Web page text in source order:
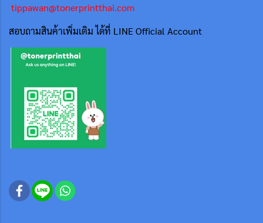
tippawan@tonerprintthai.com
สอบถามสินค้าเพิ่มเติม ได้ที่ LINE Official Account